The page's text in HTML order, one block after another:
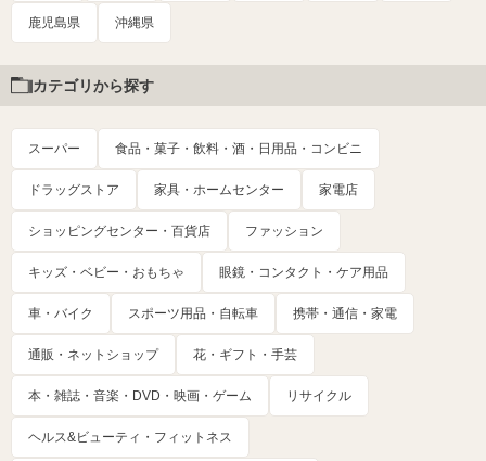
鹿児島県 沖縄県
カテゴリから探す
スーパー 食品・菓子・飲料・酒・日用品・コンビニ
ドラッグストア 家具・ホームセンター 家電店
ショッピングセンター・百貨店 ファッション
キッズ・ベビー・おもちゃ 眼鏡・コンタクト・ケア用品
車・バイク スポーツ用品・自転車 携帯・通信・家電
通販・ネットショップ 花・ギフト・手芸
本・雑誌・音楽・DVD・映画・ゲーム リサイクル
ヘルス&ビューティ・フィットネス